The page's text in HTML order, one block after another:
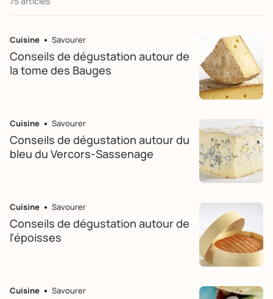
Cuisine Savourer
Conseils de dégustation autour de
la tome des Bauges
Cuisine Savourer
Conseils de dégustation autour du
bleu du Vercors-Sassenage
Cuisine Savourer
Conseils de dégustation autour de
l'époisses
Cuisine Savourer